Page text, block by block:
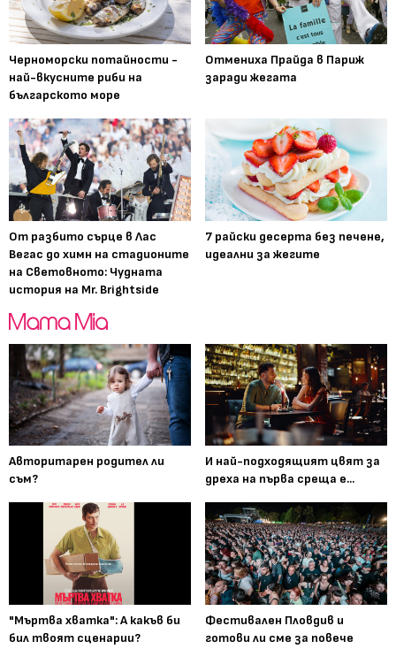
Черноморски потайности -
най-вкусните риби на
българското море
Отмениха Прайда в Париж
заради жегата
От разбито сърце в Лас
Вегас до химн на стадионите
на Световното: Чудната
история на Mr. Brightside
7 райски десерта без печене,
идеални за жегите
Авторитарен родител ли
съм?
И най-подходящият цвят за
дреха на първа среща е...
"Мъртва хватка": А какъв би
бил твоят сценарии?
Фестивален Пловдив и
готови ли сме за повече